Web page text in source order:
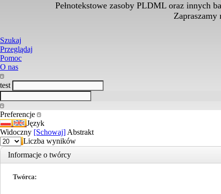
Pełnotekstowe zasoby PLDML oraz innych
Zapraszamy
Szukaj
Przeglądaj
Pomoc
O nas
test
Preferencje
Język
Widoczny [Schowaj] Abstrakt
Liczba wyników
Informacje o twórcy
Twórca